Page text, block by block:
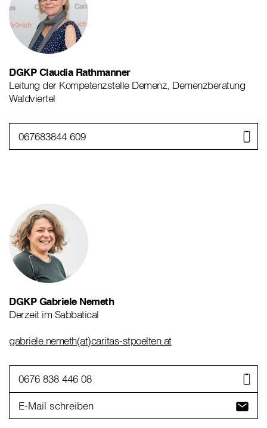
DGKP Claudia Rathmanner
Leitung der Kompetenzstelle Demenz, Demenzberatung
Waldviertel
067683844 609
DGKP Gabriele Nemeth
Derzeit im Sabbatical
gabriele.nemeth(at)caritas-stpoelten.at
0676 838 446 08
E-Mail schreiben